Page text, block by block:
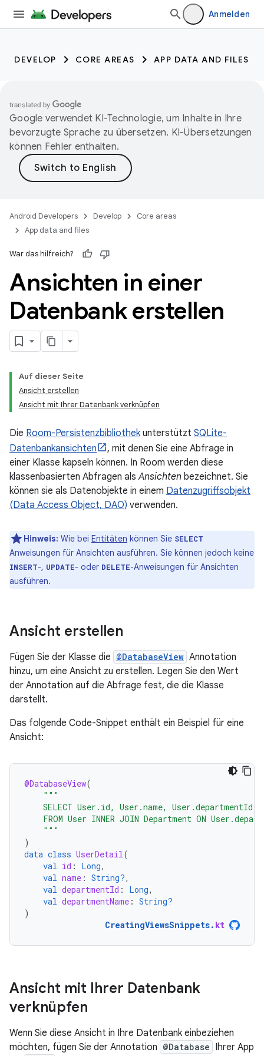
Anmelden
DEVELOP CORE AREAS APP DATA AND FILES
Google verwendet KI-Technologie, um Inhalte in Ihre
bevorzugte Sprache zu übersetzen. KI-Übersetzungen
können Fehler enthalten.
Android Developers Develop
Core areas
App data and files
War das hilfreich?
Ansichten in einer
Datenbank erstellen
Auf dieser Seite
Ansicht erstellen
Ansicht mit Ihrer Datenbank verknüpfen
Die Room-Persistenzbibliothekunterstützt SQLite-
Datenbankansichten
, mit denen Sie eine Abfrage in
einer Klasse kapseln können. In Room werden diese
klassenbasierten Abfragen alsAnsichten bezeichnet. Sie
können sie als Datenobjekte in einem Datenzugriffsobjekt
(Data Access Object, DAO) verwenden.
Hinweis: Wie bei Entitäten können Sie SELECT
Anweisungen für Ansichten ausführen. Sie können jedoch keine
INSERT-, UPDATE- oder DELETE-Anweisungen für Ansichten
ausführen.
Ansicht erstellen
Fügen Sie der Klasse die @DatabaseView Annotation
hinzu, um eine Ansicht zu erstellen. Legen Sie den Wert
der Annotation auf die Abfrage fest, die die Klasse
darstellt.
Das folgende Code-Snippet enthält ein Beispiel für eine
Ansicht:
@DatabaseView(
"""
SELECT User.id, User.name, User.departmentId,
FROM User INNER JOIN Department ON
    """
)
data class UserDetail(
val id : Long,
val name : String?,
val departmentId : Long,
val departmentName : String?
)
CreatingViewsSnippets. kt
Ansicht mit Ihrer Datenbank
verknüpfen
Wenn Sie diese Ansicht in Ihre Datenbank einbeziehen
möchten, fügen Sie der Annotation @Database Ihrer App